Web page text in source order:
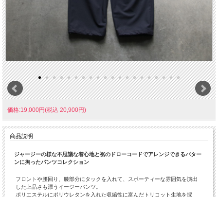
価格:19,000円(税込 20,900円)
商品説明
ジャージーの様な不思議な着心地と裾のドローコードでアレンジできるパター
ンに拘ったパンツコレクション
フロントや腰回り、膝部分にタックを入れて、スポーティーな雰囲気を演出
した上品さも漂うイージーパンツ。
ポリエステルにポリウレタンを入れた収縮性に富んだトリコット生地を採